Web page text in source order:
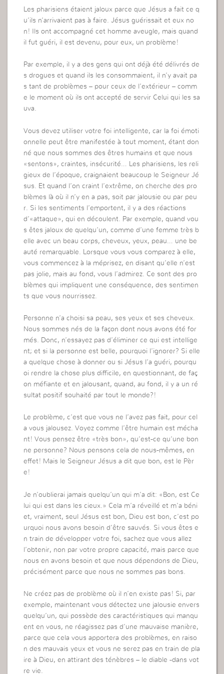
Les pharisiens étaient jaloux parce que Jésus a fait ce q
u’ils n’arrivaient pas à faire. Jésus guérissait et eux no
n! Ils ont accompagné cet homme aveugle, mais quand
il fut guéri, il est devenu, pour eux, un problème!
Par exemple, il y a des gens qui ont déjà été délivrés de
s drogues et quand ils les consommaient, il n’y avait pa
s tant de problèmes – pour ceux de l’extérieur – comm
e le moment où ils ont accepté de servir Celui qui les sa
uva.
Vous devez utiliser votre foi intelligente, car la foi émoti
onnelle peut être manifestée à tout moment, étant don
né que nous sommes des êtres humains et que nous
«sentons», craintes, insécurité… Les pharisiens, les reli
gieux de l’époque, craignaient beaucoup le Seigneur Jé
sus. Et quand l’on craint l’extrême, on cherche des pro
blèmes là où il n’y en a pas, soit par jalousie ou par peu
r. Si les sentiments l’emportent, il y a des réactions
d’«attaque», qui en découlent. Par exemple, quand vou
s êtes jaloux de quelqu’un, comme d’une femme très b
elle avec un beau corps, cheveux, yeux, peau… une be
auté remarquable. Lorsque vous vous comparez à elle,
vous commencez à la méprisez, en disant qu’elle n’est
pas jolie, mais au fond, vous l’admirez. Ce sont des pro
blèmes qui impliquent une conséquence, des sentimen
ts que vous nourrissez.
Personne n’a choisi sa peau, ses yeux et ses cheveux.
Nous sommes nés de la façon dont nous avons été for
més. Donc, n’essayez pas d’éliminer ce qui est intellige
nt; et si la personne est belle, pourquoi l’ignorer? Si elle
a quelque chose à donner ou si Jésus l’a guéri, pourqu
oi rendre la chose plus difficile, en questionnant, de faç
on méfiante et en jalousant, quand, au fond, il y a un ré
sultat positif souhaité par tout le monde?!
Le problème, c’est que vous ne l’avez pas fait, pour cel
a vous jalousez. Voyez comme l’être humain est mécha
nt! Vous pensez être «très bon», qu’est-ce qu’une bon
ne personne? Nous pensons cela de nous-mêmes, en
effet! Mais le Seigneur Jésus a dit que bon, est le Pèr
e!
Je n’oublierai jamais quelqu’un qui m’a dit: «Bon, est Ce
lui qui est dans les cieux.» Cela m’a réveillé et m’a béni
et, vraiment, seul Jésus est bon, Dieu est bon, c’est po
urquoi nous avons besoin d’être sauvés. Si vous êtes e
n train de développer votre foi, sachez que vous allez
l’obtenir, non par votre propre capacité, mais parce que
nous en avons besoin et que nous dépendons de Dieu,
précisément parce que nous ne sommes pas bons.
Ne créez pas de problème où il n’en existe pas! Si, par
exemple, maintenant vous détectez une jalousie envers
quelqu’un, qui possède des caractéristiques qui manqu
ent en vous, ne réagissez pas d’une mauvaise manière,
parce que cela vous apportera des problèmes, en raiso
n des mauvais yeux et vous ne serez pas en train de pla
ire à Dieu, en attirant des ténèbres – le diable -dans vot
re vie.